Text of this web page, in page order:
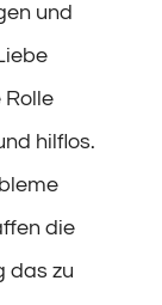
und
Rolle
hilflos.
die
das zu